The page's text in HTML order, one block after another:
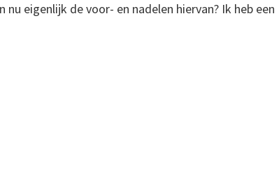
eigenlijk de voor- en nadelen hiervan? Ik heb een